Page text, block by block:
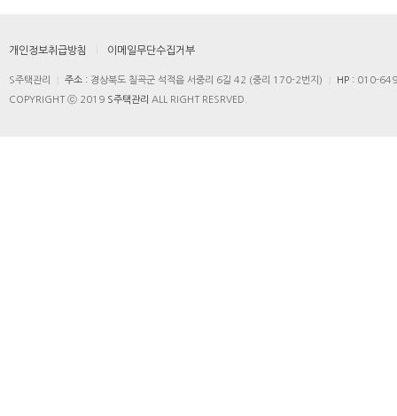
개인정보취급방침 이메일무단수집거부
S주택관리 주소 : 경상북도 칠곡군 석적읍 서중리 6길 42 (중리 170-2번지) HP : 010-
COPYRIGHT ⓒ 2019 S주택관리 ALL RIGHT RESRVED.